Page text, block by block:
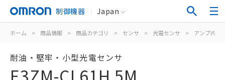
制御機器 Japan
ホーム > 商品情報 > 商品カテゴリ > センサ > 光電センサ > アンプ内蔵
耐油・堅牢・小型光電センサ